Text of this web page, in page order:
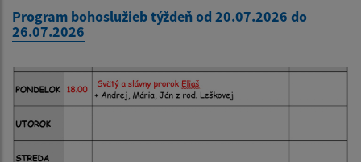
Program bohoslužieb týždeň od 20.07.2026 do
26.07.2026